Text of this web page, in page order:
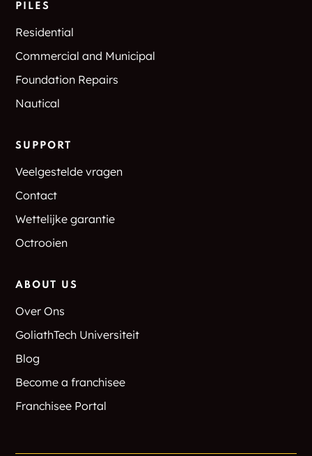
PILES
Residential
Commercial and Municipal
Foundation Repairs
Nautical
SUPPORT
Veelgestelde vragen
Contact
Wettelijke garantie
Octrooien
ABOUT US
Over Ons
GoliathTech Universiteit
Blog
Become a franchisee
Franchisee Portal